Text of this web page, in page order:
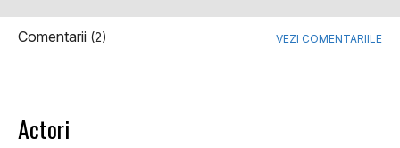
Comentarii (2) VEZI COMENTARIILE
Actori